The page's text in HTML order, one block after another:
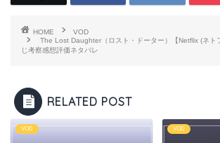
HOME
VOD
The Lost Daughter（ロスト・ドーター）【Netflix (ネト
じ考察感想評価ネタバレ
RELATED POST
VOD VOD